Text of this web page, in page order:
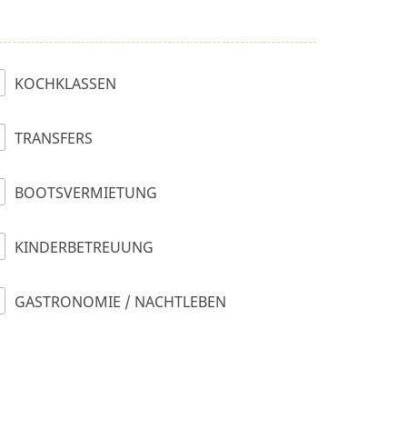
KOCHKLASSEN
TRANSFERS
BOOTSVERMIETUNG
KINDERBETREUUNG
GASTRONOMIE / NACHTLEBEN